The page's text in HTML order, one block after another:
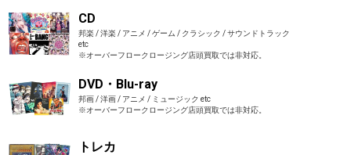
CD
邦楽 / 洋楽 / アニメ / ゲーム / クラシック / サウンドトラック
etc
※オーバーフロークロージング店頭買取では非対応。
DVD・Blu-ray
邦画 / 洋画 / アニメ / ミュージック etc
※オーバーフロークロージング店頭買取では非対応。
トレカ